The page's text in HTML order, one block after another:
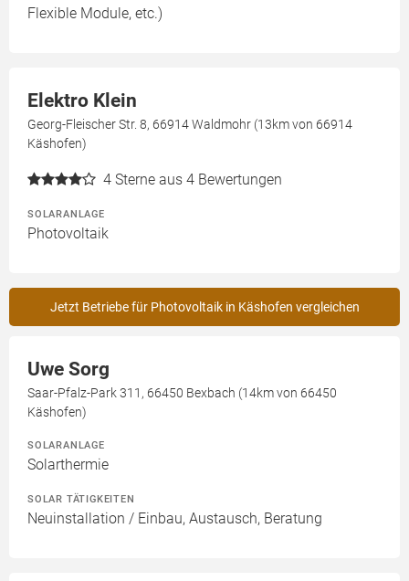
Flexible Module, etc.)
Elektro Klein
Georg-Fleischer Str. 8, 66914 Waldmohr (13km von 66914
Käshofen)
4 Sterne aus 4 Bewertungen
SOLARANLAGE
Photovoltaik
Jetzt Betriebe für Photovoltaik in Käshofen vergleichen
Uwe Sorg
Saar-Pfalz-Park 311, 66450 Bexbach (14km von 66450
Käshofen)
SOLARANLAGE
Solarthermie
SOLAR TÄTIGKEITEN
Neuinstallation / Einbau, Austausch, Beratung